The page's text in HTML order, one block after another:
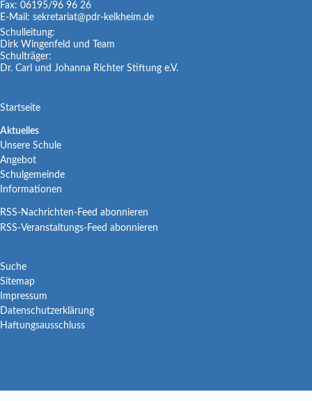
Fax: 06195/96 96 26
E-Mail: sekretariat@pdr-kelkheim.de
Schulleitung:
Dirk Wingenfeld und Team
Schulträger:
Dr. Carl und Johanna Richter Stiftung e.V.
Navigation
Startseite
Navigation
überspringen
Aktuelles
Unsere Schule
Angebot
Schulgemeinde
Informationen
RSS-Nachrichten-Feed abonnieren
RSS-Veranstaltungs-Feed abonnieren
Navigation
überspringen
Suche
Sitemap
Impressum
Datenschutzerklärung
Haftungsausschluss